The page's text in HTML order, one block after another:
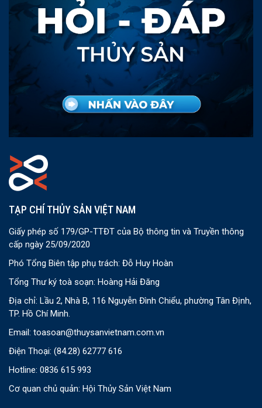
TẠP CHÍ THỦY SẢN VIỆT NAM
Giấy phép số 179/GP-TTĐT của Bộ thông tin và Truyền thông
cấp ngày 25/09/2020
Phó Tổng Biên tập phụ trách: Đỗ Huy Hoàn
Tổng Thư ký toà soạn: Hoàng Hải Đăng
Địa chỉ: Lầu 2, Nhà B, 116 Nguyễn Đình Chiểu, phường Tân Định,
TP. Hồ Chí Minh.
Email: toasoan@thuysanvietnam.com.vn
Điện Thoại: (84.28) 62777 616
Hotline: 0836 615 993
Cơ quan chủ quản: Hội Thủy Sản Việt Nam